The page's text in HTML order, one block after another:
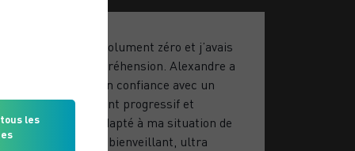
Je partais d’absolument zéro et j’avais
beaucoup d’appréhension. Alexandre a
su me mettre en confiance avec un
accompagnement progressif et
parfaitement adapté à ma situation de
débutant. Il est bienveillant, ultra
les